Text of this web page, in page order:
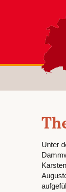
Unter